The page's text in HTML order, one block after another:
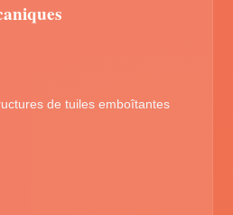
de tuiles emboîtantes